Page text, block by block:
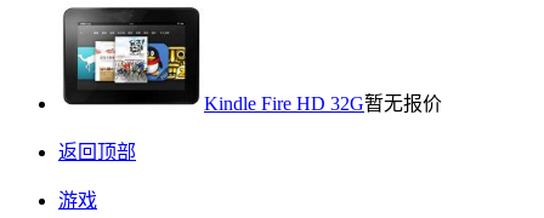
Kindle Fire HD 32G暂无报价
返回顶部
游戏